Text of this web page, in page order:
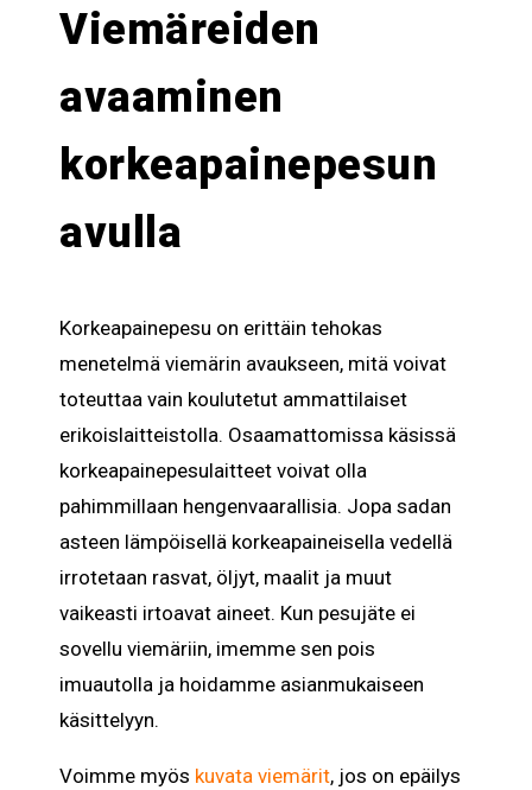
Viemäreiden
avaaminen
korkeapainepesun
avulla
Korkeapainepesu on erittäin tehokas
menetelmä viemärin avaukseen, mitä voivat
toteuttaa vain koulutetut ammattilaiset
erikoislaitteistolla. Osaamattomissa käsissä
korkeapainepesulaitteet voivat olla
pahimmillaan hengenvaarallisia. Jopa sadan
asteen lämpöisellä korkeapaineisella vedellä
irrotetaan rasvat, öljyt, maalit ja muut
vaikeasti irtoavat aineet. Kun pesujäte ei
sovellu viemäriin, imemme sen pois
imuautolla ja hoidamme asianmukaiseen
käsittelyyn.
Voimme myös kuvata viemärit, jos on epäilys